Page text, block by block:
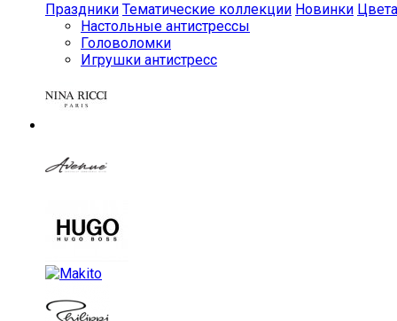
Праздники Тематические коллекции Новинки Цвета
Настольные антистрессы
Головоломки
Игрушки антистресс